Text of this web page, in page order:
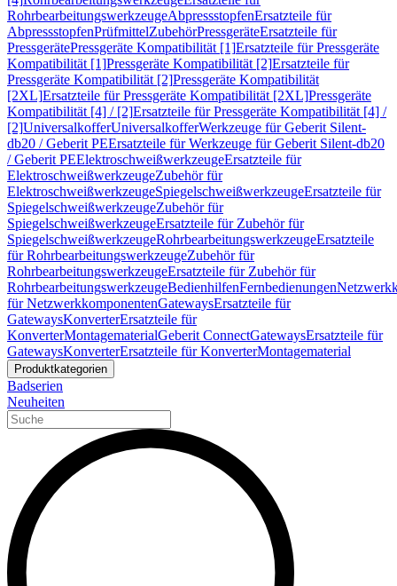
RohrbearbeitungswerkzeugeAbpressstopfenErsatzteile für
AbpressstopfenPrüfmittelZubehörPressgeräteErsatzteile für
PressgerätePressgeräte Kompatibilität [1]Ersatzteile für Pressgeräte
Kompatibilität [1]Pressgeräte Kompatibilität [2]Ersatzteile für
Pressgeräte Kompatibilität [2]Pressgeräte Kompatibilität
[2XL]Ersatzteile für Pressgeräte Kompatibilität [2XL]Pressgeräte
Kompatibilität [4] / [2]Ersatzteile für Pressgeräte Kompatibilität [4] /
[2]UniversalkofferUniversalkofferWerkzeuge für Geberit Silent-
db20 / Geberit PEErsatzteile für Werkzeuge für Geberit Silent-db20
/ Geberit PEElektroschweißwerkzeugeErsatzteile für
ElektroschweißwerkzeugeZubehör für
ElektroschweißwerkzeugeSpiegelschweißwerkzeugeErsatzteile für
SpiegelschweißwerkzeugeZubehör für
SpiegelschweißwerkzeugeErsatzteile für Zubehör für
SpiegelschweißwerkzeugeRohrbearbeitungswerkzeugeErsatzteile
für RohrbearbeitungswerkzeugeZubehör für
RohrbearbeitungswerkzeugeErsatzteile für Zubehör für
RohrbearbeitungswerkzeugeBedienhilfenFernbedienungen
für NetzwerkkomponentenGatewaysErsatzteile für
GatewaysKonverterErsatzteile für
KonverterMontagematerialGeberit ConnectGatewaysErsatzteile für
GatewaysKonverterErsatzteile für KonverterMontagematerial
Produktkategorien
Badserien
Neuheiten